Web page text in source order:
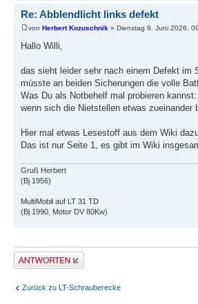
Re: Abblendlicht links defekt
von Herbert Kozuschnik » Dienstag 9. Juni 2026,
Hallo Willi,
das sieht leider sehr nach einem Defekt im
müsste an beiden Sicherungen die volle
Was Du als Notbehelf mal probieren
wenn sich die Nietstellen etwas
Hier mal etwas Lesestoff aus dem Wiki
Das ist nur Seite 1, es gibt im Wiki
Gruß Herbert
(Bj 1956)
MultiMobil auf LT 31 TD
(Bj 1990, Motor DV 80Kw)
Antwort erstellen
Zurück zu LT-Schrauberecke